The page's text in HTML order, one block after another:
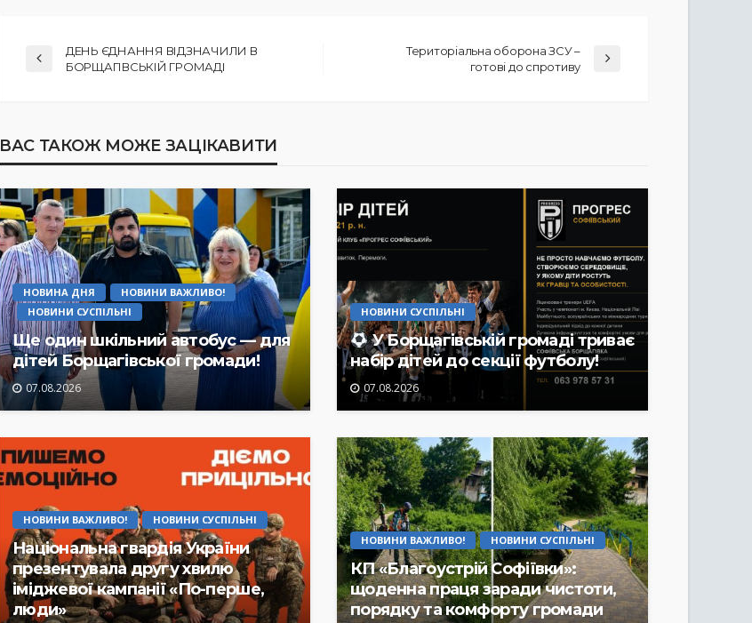
ДЕНЬ ЄДНАННЯ ВІДЗНАЧИЛИ В
БОРЩАГІВСЬКІЙ ГРОМАДІ
Територіальна оборона ЗСУ –
готові до спротиву
ВАС ТАКОЖ МОЖЕ ЗАЦІКАВИТИ
НОВИНА ДНЯ
НОВИНИ ВАЖЛИВО!
НОВИНИ СУСПІЛЬНІ
Ще один шкільний автобус — для
дітей Борщагівської громади!
07.08.2026
НОВИНИ СУСПІЛЬНІ
У Борщагівській громаді триває
набір дітей до секції футболу!
07.08.2026
НОВИНИ ВАЖЛИВО! НОВИНИ СУСПІЛЬНІ
Національна гвардія України
презентувала другу хвилю
іміджевої кампанії «По-перше,
люди»
НОВИНИ ВАЖЛИВО! НОВИНИ СУСПІЛЬНІ
КП «Благоустрій Софіївки»:
щоденна праця заради чистоти,
порядку та комфорту громади